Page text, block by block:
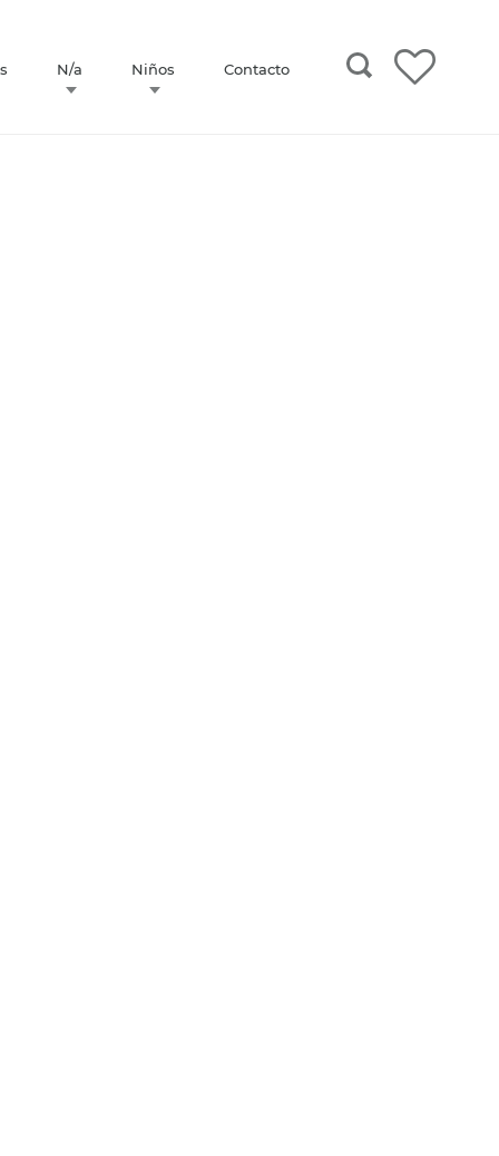
N/a Niños Contacto